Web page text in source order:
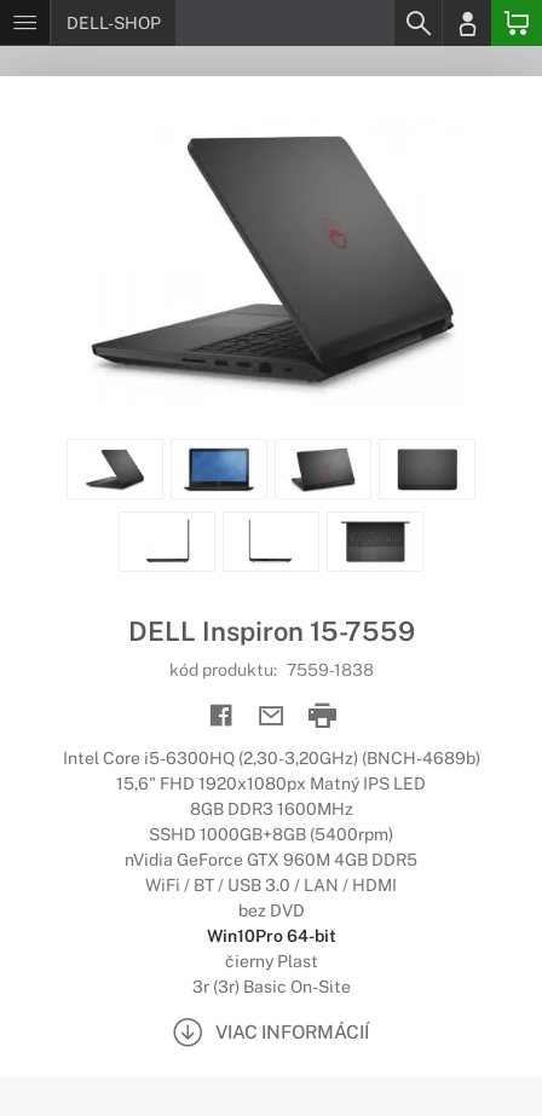
DELL-SHOP
DELL Inspiron 15-7559
kód produktu: 7559-1838
Intel Core i5-6300HQ (2,30-3,20GHz) (BNCH-4689b)
15,6" FHD 1920x1080px Matný IPS LED
8GB DDR3 1600MHz
SSHD 1000GB+8GB (5400rpm)
nVidia GeForce GTX 960M 4GB DDR5
WiFi / BT / USB 3.0 / LAN / HDMI
bez DVD
Win10Pro 64-bit
čierny Plast
3r (3r) Basic On-Site
VIAC INFORMÁCIÍ